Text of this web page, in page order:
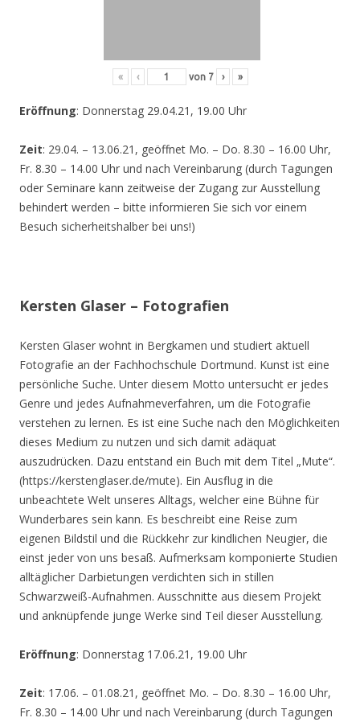
« ‹ von 7 › »
Eröffnung: Donnerstag 29.04.21, 19.00 Uhr
Zeit: 29.04. – 13.06.21, geöffnet Mo. – Do. 8.30 – 16.00 Uhr,
Fr. 8.30 – 14.00 Uhr und nach Vereinbarung (durch Tagungen
oder Seminare kann zeitweise der Zugang zur Ausstellung
behindert werden – bitte informieren Sie sich vor einem
Besuch sicherheitshalber bei uns!)
Kersten Glaser – Fotografien
Kersten Glaser wohnt in Bergkamen und studiert aktuell
Fotografie an der Fachhochschule Dortmund. Kunst ist eine
persönliche Suche. Unter diesem Motto untersucht er jedes
Genre und jedes Aufnahmeverfahren, um die Fotografie
verstehen zu lernen. Es ist eine Suche nach den Möglichkeiten
dieses Medium zu nutzen und sich damit adäquat
auszudrücken. Dazu entstand ein Buch mit dem Titel „Mute“.
(https://kerstenglaser.de/mute). Ein Ausflug in die
unbeachtete Welt unseres Alltags, welcher eine Bühne für
Wunderbares sein kann. Es beschreibt eine Reise zum
eigenen Bildstil und die Rückkehr zur kindlichen Neugier, die
einst jeder von uns besaß. Aufmerksam komponierte Studien
alltäglicher Darbietungen verdichten sich in stillen
Schwarzweiß-Aufnahmen. Ausschnitte aus diesem Projekt
und anknüpfende junge Werke sind Teil dieser Ausstellung.
Eröffnung: Donnerstag 17.06.21, 19.00 Uhr
Zeit: 17.06. – 01.08.21, geöffnet Mo. – Do. 8.30 – 16.00 Uhr,
Fr. 8.30 – 14.00 Uhr und nach Vereinbarung (durch Tagungen